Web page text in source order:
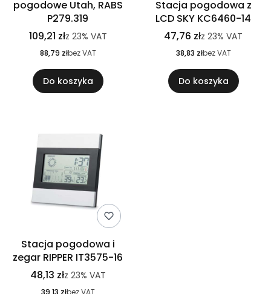
pogodowe Utah, RABS
P279.319
109,21 złz 23% VAT
88,79 złbez VAT
Do koszyka
Stacja pogodowa z
LCD SKY KC6460-14
47,76 złz 23% VAT
38,83 złbez VAT
Do koszyka
Stacja pogodowa i
zegar RIPPER IT3575-16
48,13 złz 23% VAT
39,13 złbez VAT